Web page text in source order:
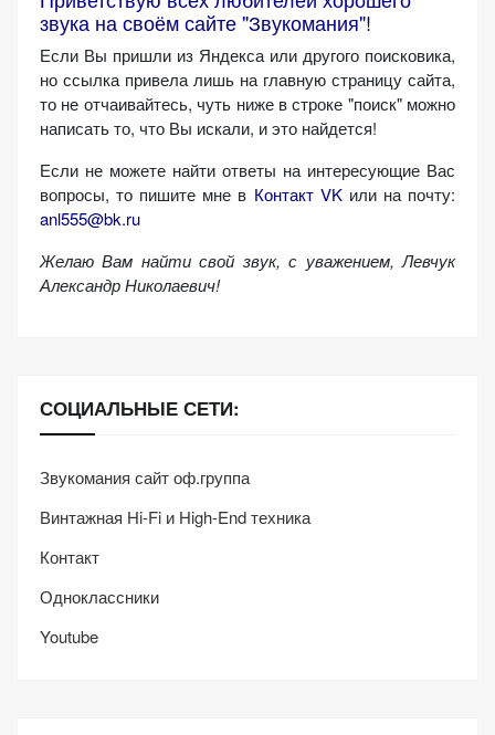
звука на своём сайте "Звукомания"!
Если Вы пришли из Яндекса или другого поисковика,
но ссылка привела лишь на главную страницу сайта,
то не отчаивайтесь, чуть ниже в строке "поиск" можно
написать то, что Вы искали, и это найдется!
Если не можете найти ответы на интересующие Вас
вопросы, то пишите мне в Контакт VKили на почту:
anl555@bk.ru
Желаю Вам найти свой звук, с уважением, Левчук
Александр Николаевич!
СОЦИАЛЬНЫЕ СЕТИ:
Звукомания сайт оф.группа
Винтажная Hi-Fi и High-End техника
Контакт
Одноклассники
Youtube